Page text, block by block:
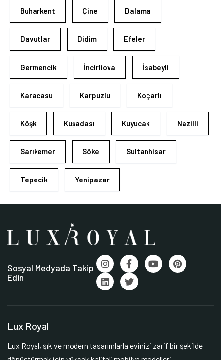
Buharkent Çine Dalama
Davutlar Didim Efeler
Germencik İncirliova İsabeyli
Karacasu Karpuzlu Koçarlı
Köşk Kuşadası Kuyucak Nazilli
Sarıkemer Söke Sultanhisar
Tepecik Yenipazar
Sosyal Medyada Takip
Edin
Lux Royal
Lux Royal, şık ve modern tasarımlarla evinizi zarif bir şekilde